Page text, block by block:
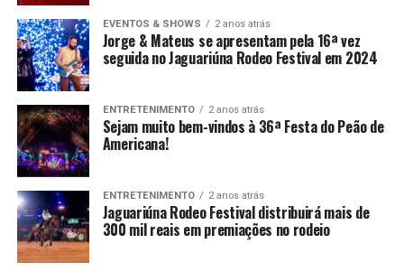
EVENTOS & SHOWS 2 anos atrás
Jorge & Mateus se apresentam pela 16ª vez
seguida no Jaguariúna Rodeo Festival em 2024
ENTRETENIMENTO 2 anos atrás
Sejam muito bem-vindos à 36ª Festa do Peão de
Americana!
ENTRETENIMENTO 2 anos atrás
Jaguariúna Rodeo Festival distribuirá mais de
300 mil reais em premiações no rodeio